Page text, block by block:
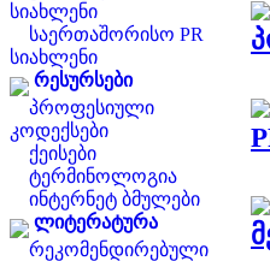
სიახლენი
საერთაშორისო PR
სიახლენი
რესურსები
პროფესიული
კოდექსები
ქეისები
ტერმინოლოგია
ინტერნეტ ბმულები
ლიტერატურა
რეკომენდირებული